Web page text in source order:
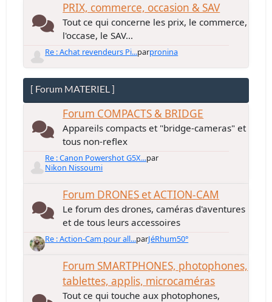
PRIX, commerce, occasion & SAV
Tout ce qui concerne les prix, le commerce,
l'occase, le SAV...
Re : Achat revendeurs Pi...parpronina
[ Forum MATERIEL ]
Forum COMPACTS & BRIDGE
Appareils compacts et "bridge-cameras" et
tous non-reflex
Re : Canon Powershot G5X...par
Nikon Nissoumi
Forum DRONES et ACTION-CAM
Le forum des drones, caméras d'aventures
et de tous leurs accessoires
Re : Action-Cam pour all...parJéRhum50°
Forum SMARTPHONES, photophones,
tablettes, applis, microcaméras
Tout ce qui touche aux photophones,